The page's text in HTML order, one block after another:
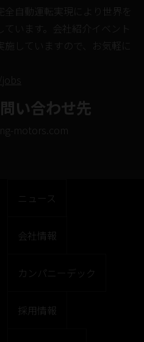
自動運転実現により世界を
います。会社紹介イベント
していますので、お気軽に
い合わせ先
motors.com
ニュース
会社情報
カンパニーデック
採用情報